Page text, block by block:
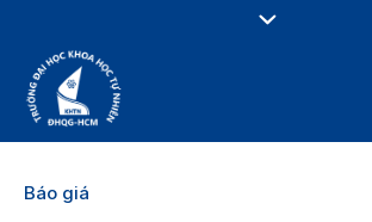
Báo giá